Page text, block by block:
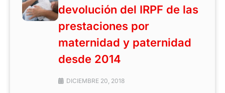
devolución del IRPF de las
prestaciones por
maternidad y paternidad
desde 2014
DICIEMBRE 20, 2018